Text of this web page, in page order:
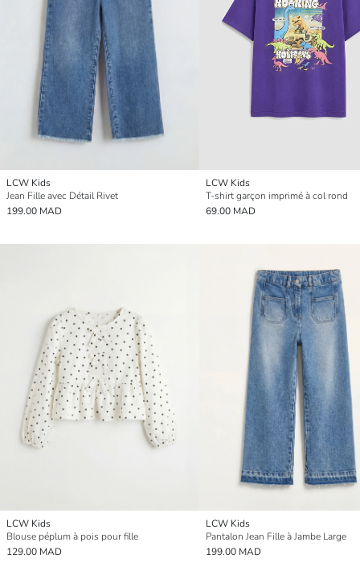
LCW Kids
Jean Fille avec Détail Rivet
199.00 MAD
LCW Kids
T-shirt garçon imprimé à col rond
69.00 MAD
LCW Kids
Blouse péplum à pois pour fille
129.00 MAD
LCW Kids
Pantalon Jean Fille à Jambe Large
199.00 MAD